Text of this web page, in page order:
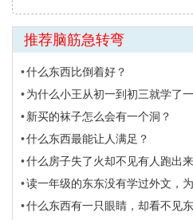
推荐脑筋急转弯
什么东西比倒着好？
为什么小王从初一到初三就学了
新买的袜子怎么会有一个洞？
什么东西最能让人满足？
什么房子失了火却不见有人跑出
读一年级的东东没有学过外文，
什么东西有一只眼睛，却看不见